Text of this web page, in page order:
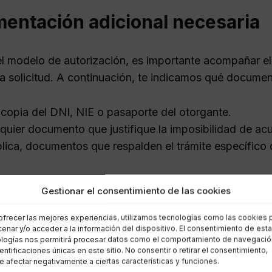
Gestionar el consentimiento de las cookies
las mejores experiencias, utilizamos tecnologías como las cookies
y/o acceder a la información del dispositivo. El consentimiento de
nos permitirá procesar datos como el comportamiento de
únicas en este sitio. No consentir o retirar el consentimiento,
afectar negativamente a ciertas características y funciones.
adicional necesaria
modelo de autorización, es importante acompañar
solicitud. A continuación, te indicamos qué
del DNI, NIE o pasaporte del otorgante.
documento que justifique la imposibilidad de
documentos que respalden el trámite específico
de alta de un trabajador en
más comunes que se realizan ante la
esencial para asegurar que los derechos laborales y
A continuación, se presenta un modelo básico que